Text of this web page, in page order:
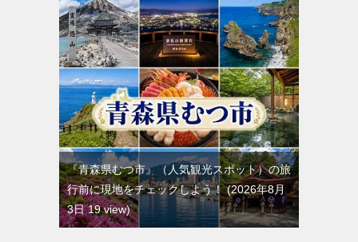
『青森県むつ市』（人気観光スポット）の旅
行前に現地をチェックしよう！ 2026年8月
3日 19 view